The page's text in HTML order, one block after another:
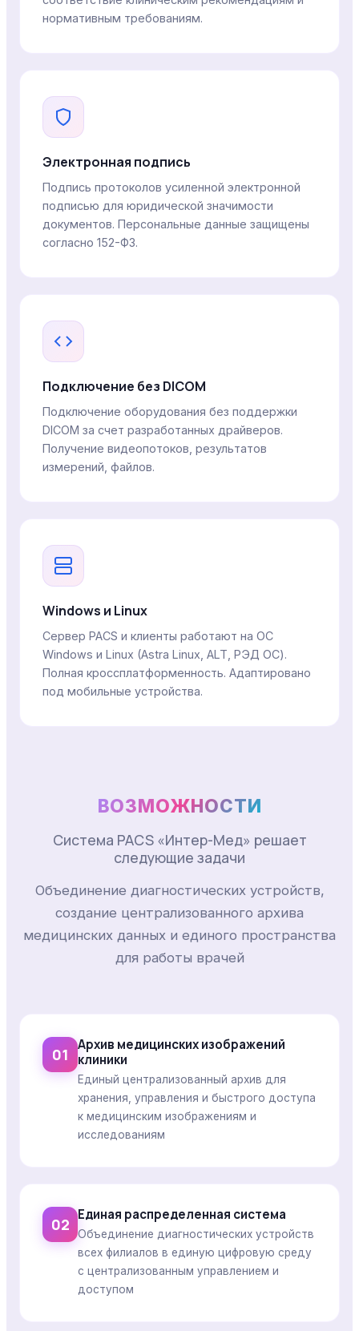
нормативным требованиям.
Электронная подпись
Подпись протоколов усиленной электронной
подписью для юридической значимости
документов. Персональные данные защищены
согласно 152-ФЗ.
Подключение без DICOM
Подключение оборудования без поддержки
DICOM за счет разработанных драйверов.
Получение видеопотоков, результатов
измерений, файлов.
Windows и Linux
Сервер PACS и клиенты работают на ОС
Windows и Linux (Astra Linux, ALT, РЭД ОС).
Полная кроссплатформенность. Адаптировано
под мобильные устройства.
ВОЗМОЖНОСТИ
Система PACS «Интер-Мед» решает
следующие задачи
Объединение диагностических устройств,
создание централизованного архива
медицинских данных и единого пространства
для работы врачей
01
Архив медицинских изображений
клиники
Единый централизованный архив для
хранения, управления и быстрого доступа
к медицинским изображениям и
исследованиям
02 Единая распределенная система
Объединение диагностических устройств
всех филиалов в единую цифровую среду
с централизованным управлением и
доступом